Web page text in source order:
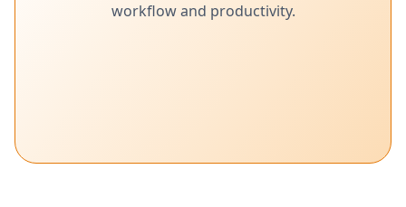
workflow and productivity.